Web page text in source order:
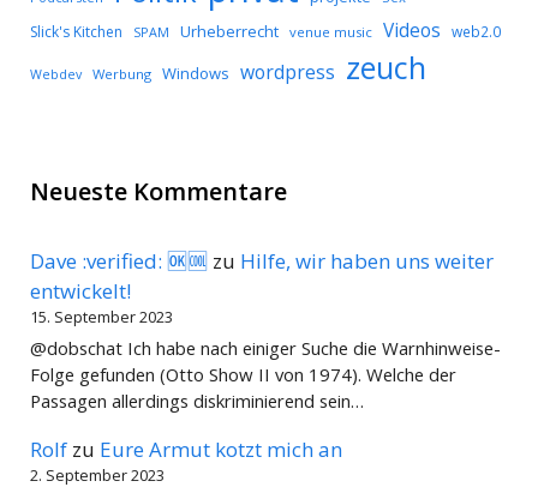
Slick's Kitchen SPAM Urheberrecht venue music Videos web2.0
Webdev Werbung Windows wordpress zeuch
Neueste Kommentare
Dave :verified: 🆗🆒 zu Hilfe, wir haben uns weiter
entwickelt!
15. September 2023
@dobschat Ich habe nach einiger Suche die Warnhinweise-
Folge gefunden (Otto Show II von 1974). Welche der
Passagen allerdings diskriminierend sein…
Rolf zu Eure Armut kotzt mich an
2. September 2023